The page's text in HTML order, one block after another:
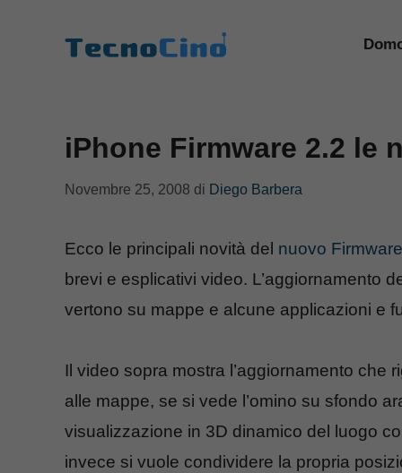
iPhone Firmware 2.2 le
Novembre 25, 2008 di Diego Barbera
Ecco le principali novità del nuovo
brevi e esplicativi video. L’aggiornamento
vertono su mappe e alcune applicazioni e
Il video sopra mostra l’aggiornamento che
alle mappe, se si vede l’omino su sfondo
visualizzazione in 3D dinamico del luogo
invece si vuole condividere la propria